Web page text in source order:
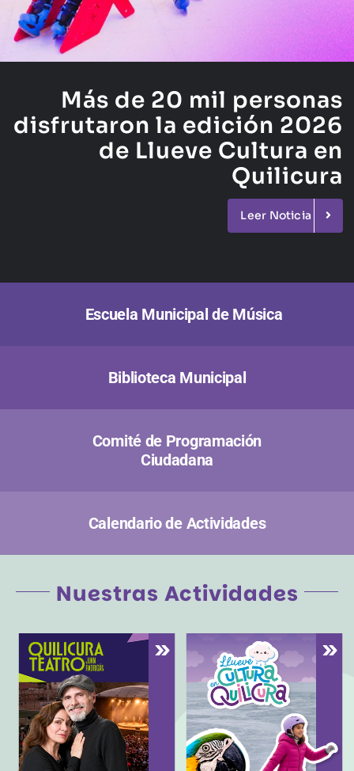
Más de 20 mil personas
disfrutaron la edición 2026
de Llueve Cultura en
Quilicura
Leer Noticia
Escuela Municipal de Música
Biblioteca Municipal
Comité de Programación
Ciudadana
Calendario de Actividades
Nuestras Actividades